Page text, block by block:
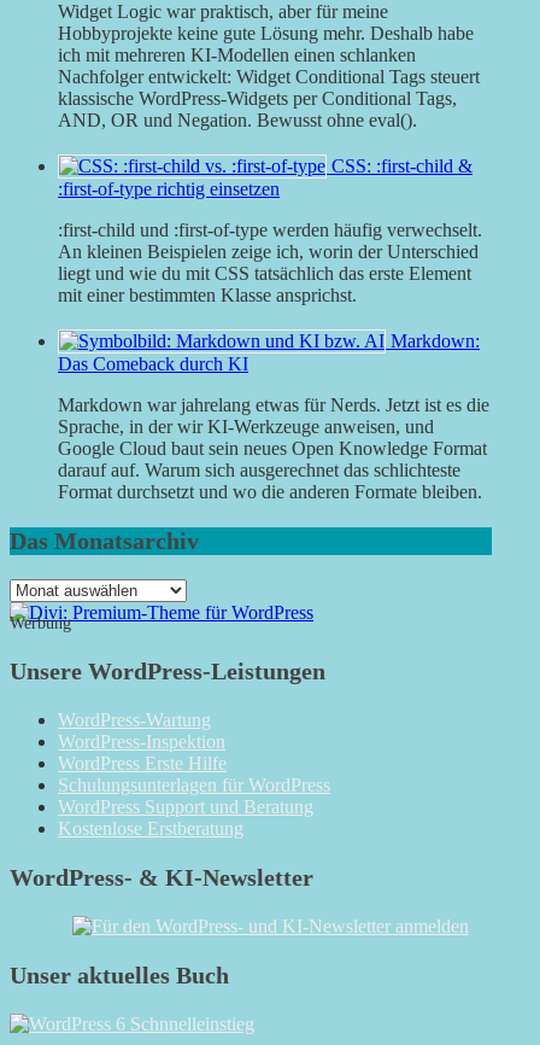
Widget Logic war praktisch, aber für meine
Hobbyprojekte keine gute Lösung mehr. Deshalb habe
ich mit mehreren KI-Modellen einen schlanken
Nachfolger entwickelt: Widget Conditional Tags steuert
klassische WordPress-Widgets per Conditional Tags,
AND, OR und Negation. Bewusst ohne eval().
CSS: :first-child &
:first-of-type richtig einsetzen
:first-child und :first-of-type werden häufig verwechselt.
An kleinen Beispielen zeige ich, worin der Unterschied
liegt und wie du mit CSS tatsächlich das erste Element
mit einer bestimmten Klasse ansprichst.
Markdown:
Das Comeback durch KI
Markdown war jahrelang etwas für Nerds. Jetzt ist es die
Sprache, in der wir KI-Werkzeuge anweisen, und
Google Cloud baut sein neues Open Knowledge Format
darauf auf. Warum sich ausgerechnet das schlichteste
Format durchsetzt und wo die anderen Formate bleiben.
Das Monatsarchiv
Das
Monatsarchiv
Werbung
Unsere WordPress-Leistungen
WordPress-Wartung
WordPress-Inspektion
WordPress Erste Hilfe
Schulungsunterlagen für WordPress
WordPress Support und Beratung
Kostenlose Erstberatung
WordPress- & KI-Newsletter
Unser aktuelles Buch